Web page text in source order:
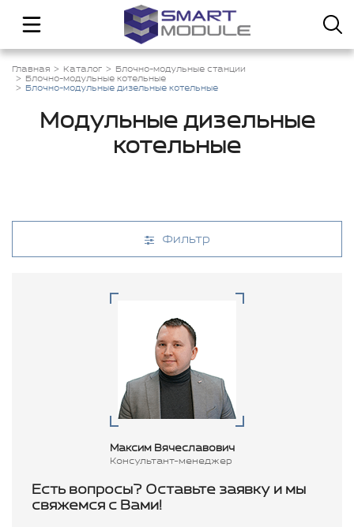
Главная Каталог
Блочно-модульные станции
Блочно-модульные котельные
Блочно-модульные дизельные котельные
Модульные дизельные
котельные
Фильтр
Максим Вячеславович
Консультант-менеджер
Есть вопросы? Оставьте заявку и мы
свяжемся с Вами!